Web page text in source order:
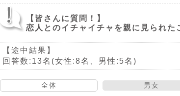
【皆さんに質問！】
恋人とのイチャイチャを親に見られた
【途中結果】
回答数:13名(女性:8名、男性:5名)
全体 男女